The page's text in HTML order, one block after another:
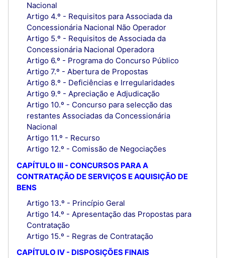
Nacional
Artigo 4.º - Requisitos para Associada da
Concessionária Nacional Não Operador
Artigo 5.º - Requisitos de Associada da
Concessionária Nacional Operadora
Artigo 6.º - Programa do Concurso Público
Artigo 7.º - Abertura de Propostas
Artigo 8.º - Deficiências e Irregularidades
Artigo 9.º - Apreciação e Adjudicação
Artigo 10.º - Concurso para selecção das
restantes Associadas da Concessionária
Nacional
Artigo 11.º - Recurso
Artigo 12.º - Comissão de Negociações
CAPÍTULO III - CONCURSOS PARA A
CONTRATAÇÃO DE SERVIÇOS E AQUISIÇÃO DE
BENS
Artigo 13.º - Princípio Geral
Artigo 14.º - Apresentação das Propostas para
Contratação
Artigo 15.º - Regras de Contratação
CAPÍTULO IV - DISPOSIÇÕES FINAIS